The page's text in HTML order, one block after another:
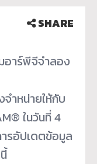
SHARE
อาร์พีจีจำลอง
จำหน่ายให้กับ
ในวันที่ 4
รอัปเดตข้อมูล